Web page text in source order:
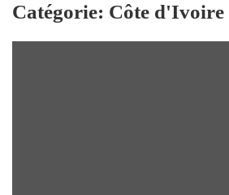
Catégorie: Côte d'Ivoire